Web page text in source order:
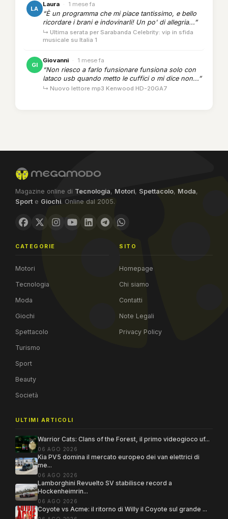
LA
Laura · 1 mese fa
“È un programma che mi piace tantissimo, e bello
ricordare i brani e indovinarli! Un po' di allegria...”
↳ Ultima serata per Sarabanda Celebrity: vip in sfida
musicale su Italia 1
GI
Giovanni · 1 mese fa
“Non riesco a farlo funsionare funsiona solo con
lataco usb quando metto le cuffici o mi dice non...”
↳ Nuovo lettore mp3 Kenwood HD-20GA7
Magazine online di Tecnologia, Motori, Spettacolo, Moda,
Sport e Giochi. Online dal 2005.
CATEGORIE
Motori
Tecnologia
Moda
Giochi
Spettacolo
Turismo
Sport
Beauty
Società
SITO
Homepage
Chi siamo
Contatti
Note Legali
Privacy Policy
ULTIMI ARTICOLI
Warrior Cats: Clans of the Forest, il primo videogioco uf...
06 AGO 2026
Kia PV5 domina il mercato europeo dei van elettrici di
me...
06 AGO 2026
Lamborghini Revuelto SV stabilisce record a
Hockenheimrin...
06 AGO 2026
Coyote vs Acme: il ritorno di Willy il Coyote sul grande ...